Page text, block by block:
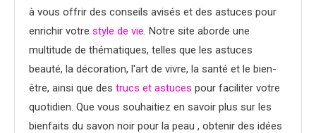
à vous offrir des conseils avisés et des astuces pour
enrichir votre style de vie. Notre site aborde une
multitude de thématiques, telles que les astuces
beauté, la décoration, l'art de vivre, la santé et le bien-
être, ainsi que des trucs et astuces pour faciliter votre
quotidien. Que vous souhaitiez en savoir plus sur les
bienfaits du savon noir pour la peau , obtenir des idées